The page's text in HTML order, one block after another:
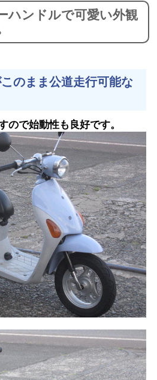
ハンドルで可愛い外観
のまま公道走行可能な
ので始動性も良好です。